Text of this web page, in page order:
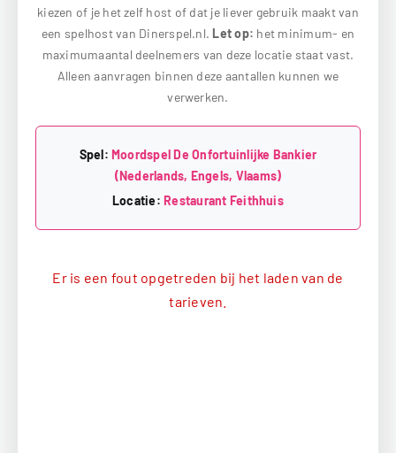
kiezen of je het zelf host of dat je liever gebruik maakt van
een spelhost van Dinerspel.nl. Let op: het minimum- en
maximumaantal deelnemers van deze locatie staat vast.
Alleen aanvragen binnen deze aantallen kunnen we
verwerken.
Spel: Moordspel De Onfortuinlijke Bankier
(Nederlands, Engels, Vlaams)
Locatie: Restaurant Feithhuis
Er is een fout opgetreden bij het laden van de
tarieven.